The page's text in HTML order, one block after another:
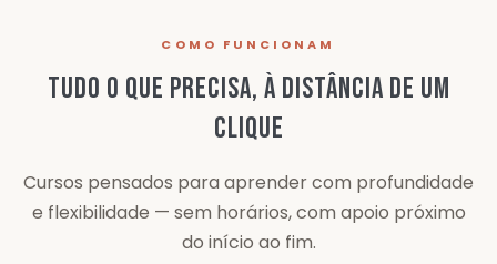
COMO FUNCIONAM
TUDO O QUE PRECISA, À DISTÂNCIA DE UM
CLIQUE
Cursos pensados para aprender com profundidade
e flexibilidade — sem horários, com apoio próximo
do início ao fim.